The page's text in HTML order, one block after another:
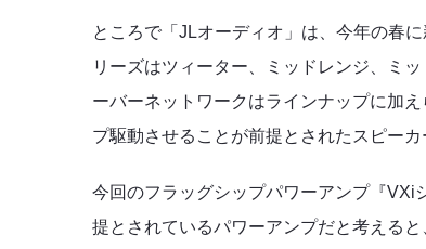
ところで「JLオーディオ」は、今年の春
リーズはツィーター、ミッドレンジ、ミ
ーバーネットワークはラインナップに加
プ駆動させることが前提とされたスピー
今回のフラッグシップパワーアンプ『VXi
提とされているパワーアンプだと考える